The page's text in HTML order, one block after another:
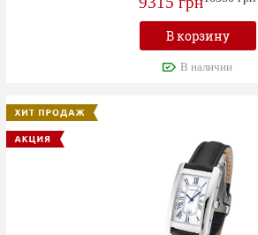
В корзину
В наличии